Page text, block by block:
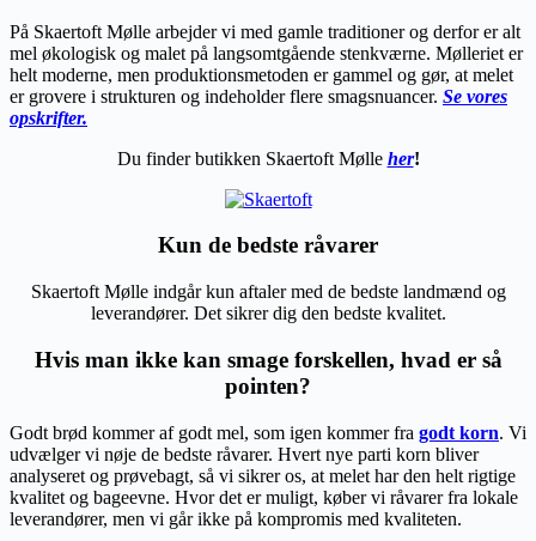
På Skaertoft Mølle arbejder vi med gamle traditioner og derfor er alt
mel økologisk og malet på langsomtgående stenkværne. Mølleriet er
helt moderne, men produktionsmetoden er gammel og gør, at melet
er grovere i strukturen og indeholder flere smagsnuancer. Se vores
opskrifter.
Du finder butikken Skaertoft Mølle her!
Kun de bedste råvarer
Skaertoft Mølle indgår kun aftaler med de bedste landmænd og
leverandører. Det sikrer dig den bedste kvalitet.
Hvis man ikke kan smage forskellen, hvad er så
pointen?
Godt brød kommer af godt mel, som igen kommer fra godt korn. Vi
udvælger vi nøje de bedste råvarer. Hvert nye parti korn bliver
analyseret og prøvebagt, så vi sikrer os, at melet har den helt rigtige
kvalitet og bageevne. Hvor det er muligt, køber vi råvarer fra lokale
leverandører, men vi går ikke på kompromis med kvaliteten.